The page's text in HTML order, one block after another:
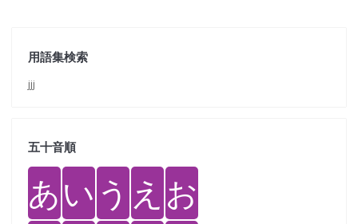
用語集検索
jjj
五十音順
あい う え お